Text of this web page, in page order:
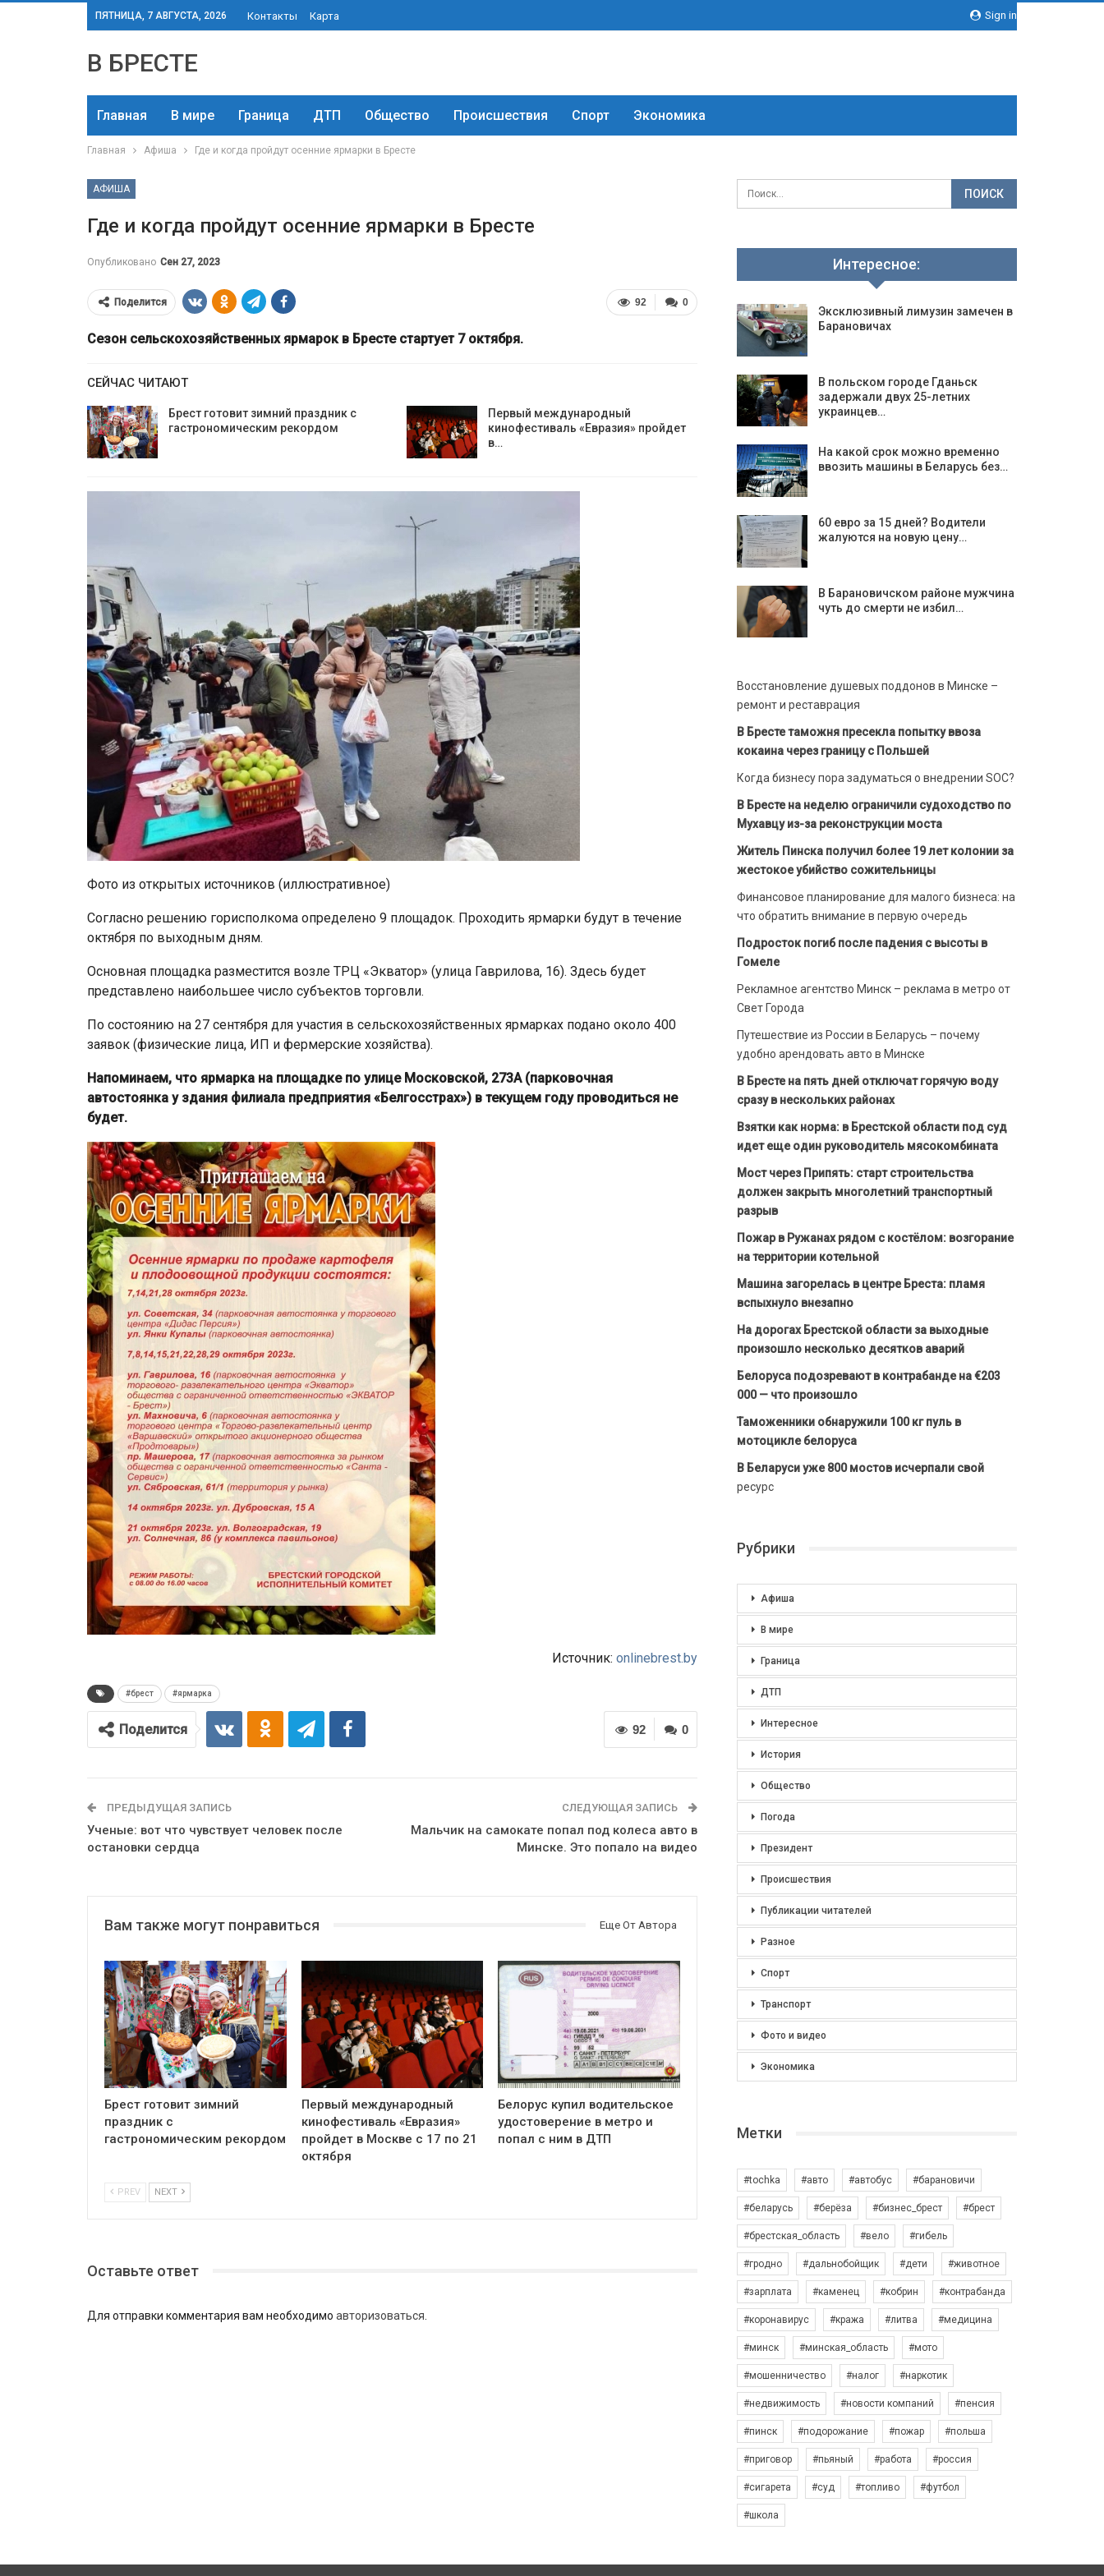
Sign in
ПЯТНИЦА, 7 АВГУСТА, 2026 Контакты Карта
В БРЕСТЕ
Главная В мире Граница ДТП Общество Происшествия Спорт Экономика
Главная Афиша Где и когда пройдут осенние ярмарки в Бресте
АФИША
Где и когда пройдут осенние ярмарки в Бресте
Опубликовано Сен 27, 2023
0
92
Поделится
Сезон сельскохозяйственных ярмарок в Бресте стартует 7 октября.
СЕЙЧАС ЧИТАЮТ
Брест готовит зимний праздник с
гастрономическим рекордом
Первый международный
кинофестиваль «Евразия» пройдет
в…
Фото из открытых источников (иллюстративное)
Согласно решению горисполкома определено 9 площадок. Проходить ярмарки будут в течение
октября по выходным дням.
Основная площадка разместится возле ТРЦ «Экватор» (улица Гаврилова, 16). Здесь будет
представлено наибольшее число субъектов торговли.
По состоянию на 27 сентября для участия в сельскохозяйственных ярмарках подано около 400
заявок (физические лица, ИП и фермерские хозяйства).
Напоминаем, что ярмарка на площадке по улице Московской, 273А (парковочная
автостоянка у здания филиала предприятия «Белгосстрах») в текущем году проводиться не
будет.
Источник: onlinebrest.by
#брест #ярмарка
0
92
Поделится
ПРЕДЫДУЩАЯ ЗАПИСЬ
Ученые: вот что чувствует человек после
остановки сердца
СЛЕДУЮЩАЯ ЗАПИСЬ
Мальчик на самокате попал под колеса авто в
Минске. Это попало на видео
Вам также могут понравиться Еще От Автора
Брест готовит зимний
праздник с
гастрономическим рекордом
Первый международный
кинофестиваль «Евразия»
пройдет в Москве с 17 по 21
октября
Белорус купил водительское
удостоверение в метро и
попал с ним в ДТП
PREV NEXT
Оставьте ответ
Для отправки комментария вам необходимо авторизоваться
Интересное:
Эксклюзивный лимузин замечен в
Барановичах
В польском городе Гданьск
задержали двух 25-летних
украинцев…
На какой срок можно временно
ввозить машины в Беларусь без…
60 евро за 15 дней? Водители
жалуются на новую цену…
В Барановичском районе мужчина
чуть до смерти не избил…
Восстановление душевых поддонов в Минске –
ремонт и реставрация
В Бресте таможня пресекла попытку ввоза
кокаина через границу с Польшей
Когда бизнесу пора задуматься о внедрении SOC?
В Бресте на неделю ограничили судоходство по
Мухавцу из-за реконструкции моста
Житель Пинска получил более 19 лет колонии за
жестокое убийство сожительницы
Финансовое планирование для малого бизнеса: на
что обратить внимание в первую очередь
Подросток погиб после падения с высоты в
Гомеле
Рекламное агентство Минск – реклама в метро от
Свет Города
Путешествие из России в Беларусь – почему
удобно арендовать авто в Минске
В Бресте на пять дней отключат горячую воду
сразу в нескольких районах
Взятки как норма: в Брестской области под суд
идет еще один руководитель мясокомбината
Мост через Припять: старт строительства
должен закрыть многолетний транспортный
разрыв
Пожар в Ружанах рядом с костёлом: возгорание
на территории котельной
Машина загорелась в центре Бреста: пламя
вспыхнуло внезапно
На дорогах Брестской области за выходные
произошло несколько десятков аварий
Белоруса подозревают в контрабанде на €203
000 — что произошло
Таможенники обнаружили 100 кг пуль в
мотоцикле белоруса
В Беларуси уже 800 мостов исчерпали свой
ресурс
Рубрики
Афиша
В мире
Граница
ДТП
Интересное
История
Общество
Погода
Президент
Происшествия
Публикации читателей
Разное
Спорт
Транспорт
Фото и видео
Экономика
Метки
#tochka #авто #автобус #барановичи
#беларусь #берёза #бизнес_брест #брест
#брестская_область #вело #гибель
#гродно #дальнобойщик #дети #животное
#зарплата #каменец #кобрин #контрабанда
#коронавирус #кража #литва #медицина
#минск #минская_область #мото
#мошенничество #налог #наркотик
#недвижимость #новости компаний #пенсия
#пинск #подорожание #пожар #польша
#приговор #пьяный #работа #россия
#сигарета #суд #топливо #футбол
#школа